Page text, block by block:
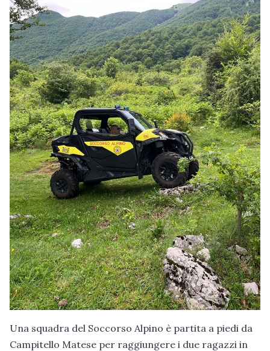
Una squadra del Soccorso Alpino è partita a piedi da
Campitello Matese per raggiungere i due ragazzi in